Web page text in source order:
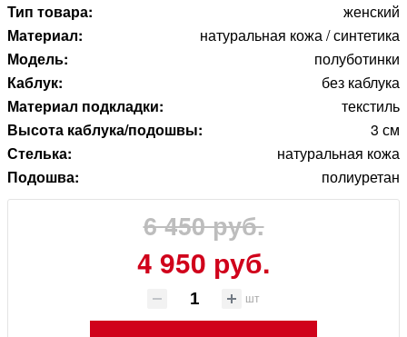
Тип товара:
женский
Материал:
натуральная кожа / синтетика
Модель:
полуботинки
Каблук:
без каблука
Материал подкладки:
текстиль
Высота каблука/подошвы:
3 см
Стелька:
натуральная кожа
Подошва:
полиуретан
6 450 руб.
4 950 руб.
шт